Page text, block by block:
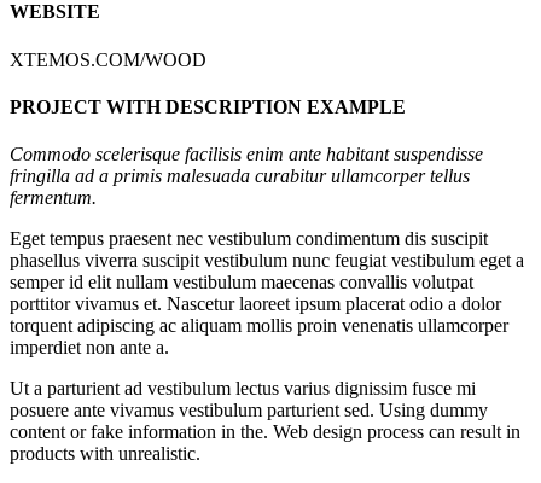
WEBSITE
XTEMOS.COM/WOOD
PROJECT WITH DESCRIPTION EXAMPLE
Commodo scelerisque facilisis enim ante habitant suspendisse
fringilla ad a primis malesuada curabitur ullamcorper tellus
fermentum.
Eget tempus praesent nec vestibulum condimentum dis suscipit
phasellus viverra suscipit vestibulum nunc feugiat vestibulum eget a
semper id elit nullam vestibulum maecenas convallis volutpat
porttitor vivamus et. Nascetur laoreet ipsum placerat odio a dolor
torquent adipiscing ac aliquam mollis proin venenatis ullamcorper
imperdiet non ante a.
Ut a parturient ad vestibulum lectus varius dignissim fusce mi
posuere ante vivamus vestibulum parturient sed. Using dummy
content or fake information in the. Web design process can result in
products with unrealistic.